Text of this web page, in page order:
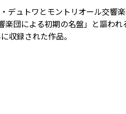
デュトワとモントリオール交響
団による初期の名盤」と謳われ
収録された作品。